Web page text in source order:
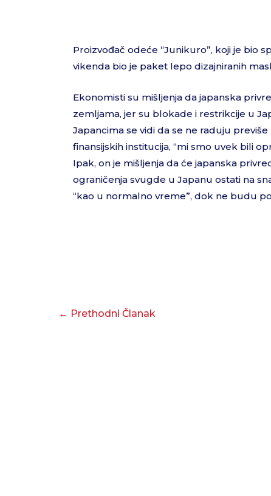
Proizvođač odeće “Junikuro”, koji je bio
vikenda bio je paket lepo dizajniranih
Ekonomisti su mišljenja da japanska
zemljama, jer su blokade i restrikcije u
Japancima se vidi da se ne raduju
finansijskih institucija, “mi smo uvek bili
Ipak, on je mišljenja da će japanska
ograničenja svugde u Japanu ostati na
“kao u normalno vreme”, dok ne budu
← Prethodni Članak